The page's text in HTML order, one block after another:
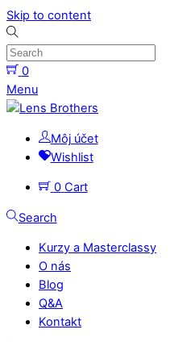
Skip to content
0
Menu
Môj účet
Wishlist
0 Cart
Search
Kurzy a Masterclassy
O nás
Blog
Q&A
Kontakt